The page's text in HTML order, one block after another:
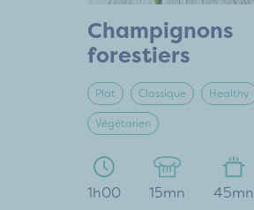
Champignons
forestiers
Plat Classique Healthy
Végétarien
1h00 15mn 45mn